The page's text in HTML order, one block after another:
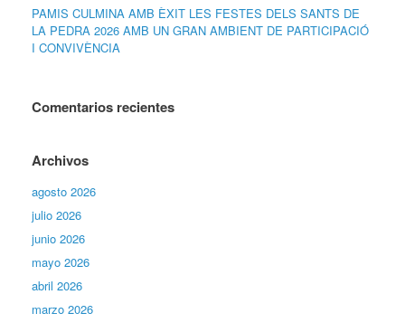
PAMIS CULMINA AMB ÈXIT LES FESTES DELS SANTS DE
LA PEDRA 2026 AMB UN GRAN AMBIENT DE PARTICIPACIÓ
I CONVIVÈNCIA
Comentarios recientes
Archivos
agosto 2026
julio 2026
junio 2026
mayo 2026
abril 2026
marzo 2026